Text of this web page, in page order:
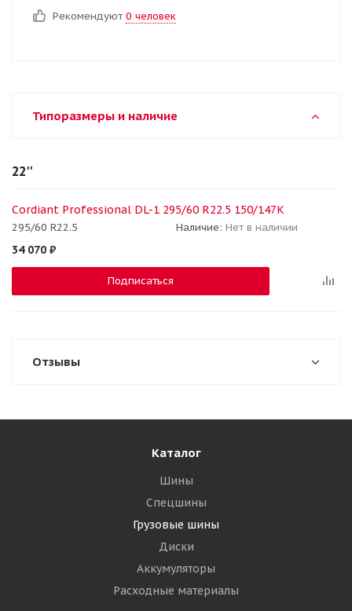
Рекомендуют 0 человек
Типоразмеры и наличие
22''
Cordiant Professional DL-1 295/60 R22.5 150/147K
295/60 R22.5 Наличие: Нет в наличии
34 070 ₽
Подписаться
Отзывы
Каталог
Шины
Спецшины
Грузовые шины
Диски
Аккумуляторы
Расходные материалы